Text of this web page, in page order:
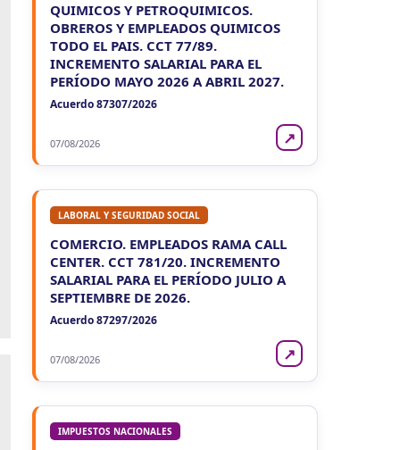
QUIMICOS Y PETROQUIMICOS.
OBREROS Y EMPLEADOS QUIMICOS
TODO EL PAIS. CCT 77/89.
INCREMENTO SALARIAL PARA EL
PERÍODO MAYO 2026 A ABRIL 2027.
Acuerdo 87307/2026
07/08/2026 ↗
LABORAL Y SEGURIDAD SOCIAL
COMERCIO. EMPLEADOS RAMA CALL
CENTER. CCT 781/20. INCREMENTO
SALARIAL PARA EL PERÍODO JULIO A
SEPTIEMBRE DE 2026.
Acuerdo 87297/2026
07/08/2026 ↗
IMPUESTOS NACIONALES